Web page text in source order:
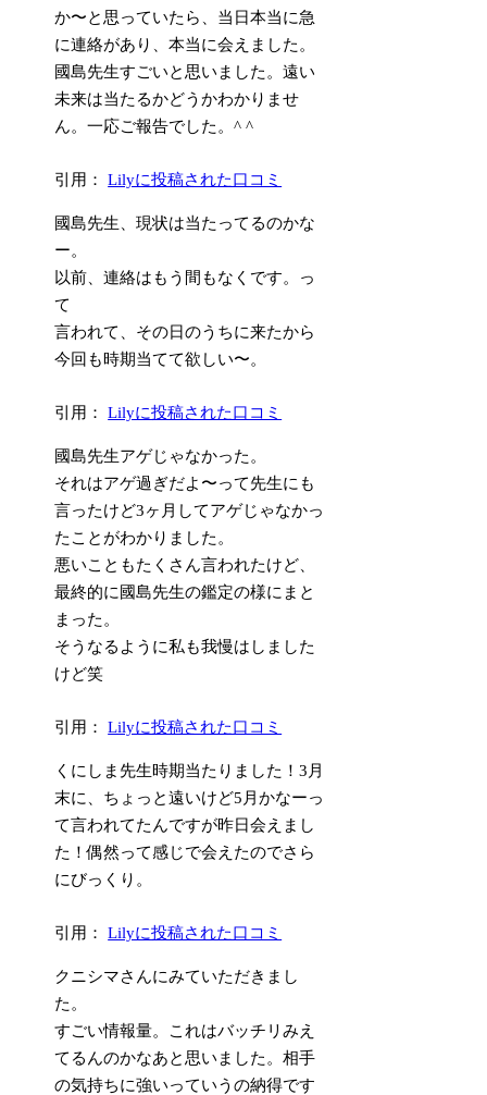
か〜と思っていたら、当日本当に急
に連絡があり、本当に会えました。
國島先生すごいと思いました。遠い
未来は当たるかどうかわかりませ
ん。一応ご報告でした。^ ^
引用：Lilyに投稿された口コミ
國島先生、現状は当たってるのかな
ー。
以前、連絡はもう間もなくです。っ
て
言われて、その日のうちに来たから
今回も時期当てて欲しい〜。
引用：Lilyに投稿された口コミ
國島先生アゲじゃなかった。
それはアゲ過ぎだよ〜って先生にも
言ったけど3ヶ月してアゲじゃなかっ
たことがわかりました。
悪いこともたくさん言われたけど、
最終的に國島先生の鑑定の様にまと
まった。
そうなるように私も我慢はしました
けど笑
引用：Lilyに投稿された口コミ
くにしま先生時期当たりました！3月
末に、ちょっと遠いけど5月かなーっ
て言われてたんですが昨日会えまし
た！偶然って感じで会えたのでさら
にびっくり。
引用：Lilyに投稿された口コミ
クニシマさんにみていただきまし
た。
すごい情報量。これはバッチリみえ
てるんのかなあと思いました。相手
の気持ちに強いっていうの納得です